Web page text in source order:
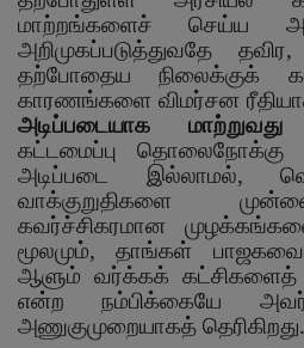
மாற்றங்களைச் செய்ய
அறிமுகப்படுத்துவதே தவிர
தற்போதைய நிலைக்குக்
காரணங்களை விமர்சன
அடிப்படையாக
கட்டமைப்பு தொலைநோக்கு
அடிப்படை இல்லாமல்,
வாக்குறுதிகளை
கவர்ச்சிகரமான
மூலமும்,தாங்கள்
ஆளும் வர்க்கக் கட்சிகளைத்
என்ற நம்பிக்கையே
அணுகுமுறையாகத் தெரிகிறது.